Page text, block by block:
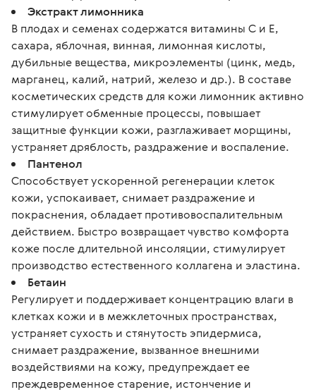
Экстракт лимонника
В плодах и семенах содержатся витамины С и Е,
сахара, яблочная, винная, лимонная кислоты,
дубильные вещества, микроэлементы (цинк, медь,
марганец, калий, натрий, железо и др.). В составе
косметических средств для кожи лимонник активно
стимулирует обменные процессы, повышает
защитные функции кожи, разглаживает морщины,
устраняет дряблость, раздражение и воспаление.
Пантенол
Способствует ускоренной регенерации клеток
кожи, успокаивает, снимает раздражение и
покраснения, обладает противовоспалительным
действием. Быстро возвращает чувство комфорта
коже после длительной инсоляции, стимулирует
производство естественного коллагена и эластина.
Бетаин
Регулирует и поддерживает концентрацию влаги в
клетках кожи и в межклеточных пространствах,
устраняет сухость и стянутость эпидермиса,
снимает раздражение, вызванное внешними
воздействиями на кожу, предупреждает ее
преждевременное старение, истончение и